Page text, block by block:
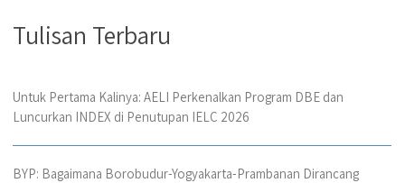
Tulisan Terbaru
Untuk Pertama Kalinya: AELI Perkenalkan Program DBE dan
Luncurkan INDEX di Penutupan IELC 2026
BYP: Bagaimana Borobudur-Yogyakarta-Prambanan Dirancang